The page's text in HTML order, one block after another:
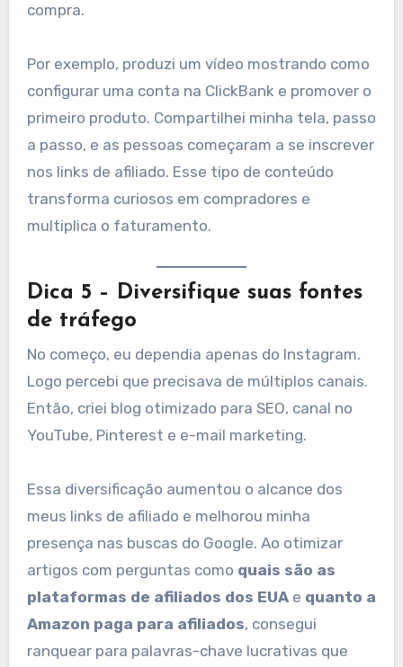
compra.
Por exemplo, produzi um vídeo mostrando como
configurar uma conta na ClickBank e promover o
primeiro produto. Compartilhei minha tela, passo
a passo, e as pessoas começaram a se inscrever
nos links de afiliado. Esse tipo de conteúdo
transforma curiosos em compradores e
multiplica o faturamento.
Dica 5 – Diversifique suas fontes
de tráfego
No começo, eu dependia apenas do Instagram.
Logo percebi que precisava de múltiplos canais.
Então, criei blog otimizado para SEO, canal no
YouTube, Pinterest e e-mail marketing.
Essa diversificação aumentou o alcance dos
meus links de afiliado e melhorou minha
presença nas buscas do Google. Ao otimizar
artigos com perguntas como quais são as
plataformas de afiliados dos EUAe quanto a
Amazon paga para afiliados, consegui
ranquear para palavras-chave lucrativas que